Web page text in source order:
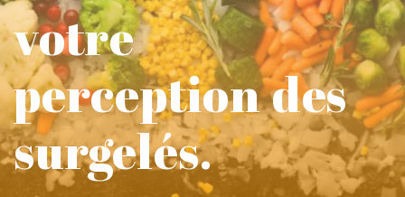
votre
perception des
surgelés.